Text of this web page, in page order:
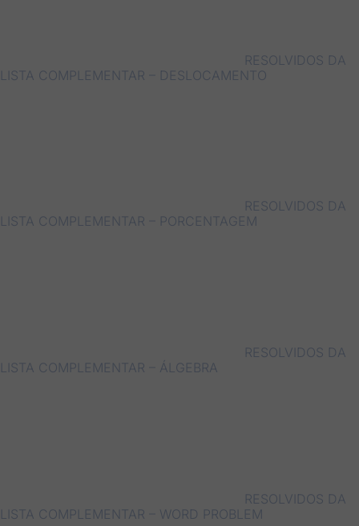
RESOLVIDOS DA
LISTA COMPLEMENTAR – DESLOCAMENTO
RESOLVIDOS DA
LISTA COMPLEMENTAR – PORCENTAGEM
RESOLVIDOS DA
LISTA COMPLEMENTAR – ÁLGEBRA
RESOLVIDOS DA
LISTA COMPLEMENTAR – WORD PROBLEM